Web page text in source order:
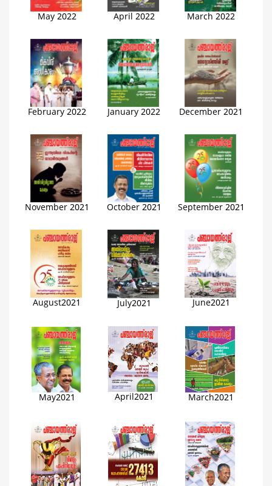
May 2022 April 2022 March 2022
February 2022 January 2022 December 2021
November 2021 October 2021 September 2021
August2021 July2021 June2021
May2021 April2021 March2021